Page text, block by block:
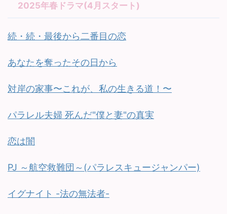
2025年春ドラマ(4月スタート)
続・続・最後から二番目の恋
あなたを奪ったその日から
対岸の家事〜これが、私の生きる道！〜
パラレル夫婦 死んだ"僕と妻"の真実
恋は闇
PJ ～航空救難団～(パラレスキュージャンパー)
イグナイト -法の無法者-